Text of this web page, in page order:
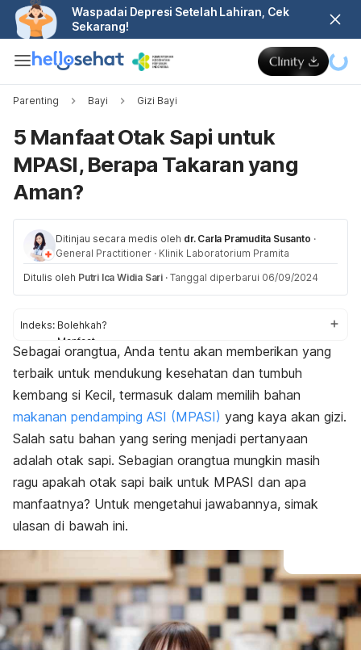
Waspadai Depresi Setelah Lahiran, Cek
Sekarang!
Parenting Bayi Gizi Bayi
5 Manfaat Otak Sapi untuk
MPASI, Berapa Takaran yang
Aman?
Ditinjau secara medis oleh dr. Carla Pramudita Susanto ·
General Practitioner · Klinik Laboratorium Pramita
Ditulis oleh Putri Ica Widia Sari · Tanggal diperbarui 06/09/2024
Indeks: Bolehkah?
Manfaat
Resep
Sebagai orangtua, Anda tentu akan memberikan yang
terbaik untuk mendukung kesehatan dan tumbuh
kembang si Kecil, termasuk dalam memilih bahan
makanan pendamping ASI (MPASI) yang kaya akan gizi.
Salah satu bahan yang sering menjadi pertanyaan
adalah otak sapi. Sebagian orangtua mungkin masih
ragu apakah otak sapi baik untuk MPASI dan apa
manfaatnya? Untuk mengetahui jawabannya, simak
ulasan di bawah ini.